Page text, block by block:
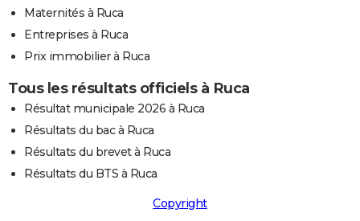
Maternités à Ruca
Entreprises à Ruca
Prix immobilier à Ruca
Tous les résultats officiels à Ruca
Résultat municipale 2026 à Ruca
Résultats du bac à Ruca
Résultats du brevet à Ruca
Résultats du BTS à Ruca
Copyright